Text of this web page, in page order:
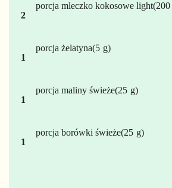
2
porcja mleczko kokosowe light 200
1
porcja żelatyna 5
1
porcja maliny świeże 25
1
porcja borówki świeże 25